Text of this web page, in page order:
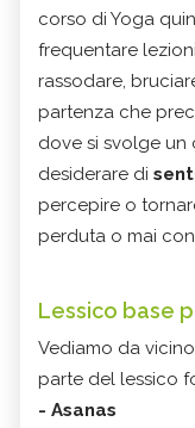
corso di Yoga
frequentare
rassodare,
partenza che
dove si svolge un
desiderare di
percepire o
perduta o mai
Lessico base
Vediamo da
parte del lessico
- Asanas